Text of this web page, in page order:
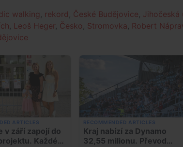
walking rekord České Budějovice Jihočeská
Leoš Heger Česko Stromovka Robert